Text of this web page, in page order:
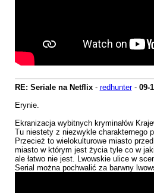
RE: Seriale na Netflix- redhunter- 09-
Erynie.
Ekranizacja wybitnych kryminałów
Tu niestety z niezwykle charakternego
Przecież to wielokulturowe miasto
miasto w którym jest życia tyle co w
ale łatwo nie jest. Lwowskie ulice w
Serial można pochwalić za barwny